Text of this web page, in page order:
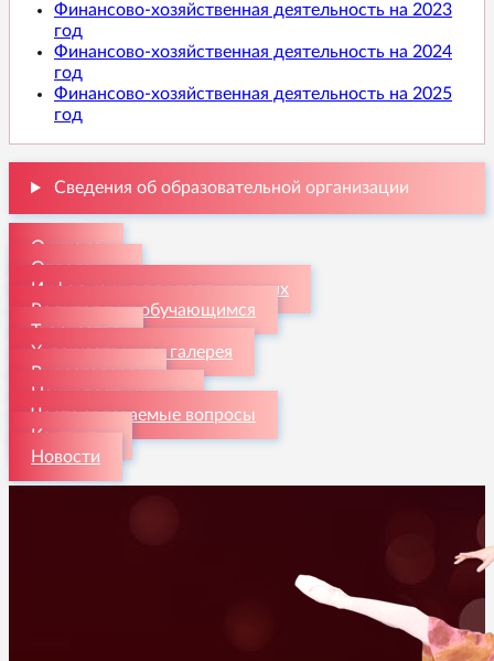
Финансово-хозяйственная деятельность на 2023
год
Финансово-хозяйственная деятельность на 2024
год
Финансово-хозяйственная деятельность на 2025
год
Сведения об образовательной организации
О школе
Отделения
Информация для поступающих
Родителям и обучающимся
Творчество
Художественная галерея
Видеогалерея
Наши достижения
Часто задаваемые вопросы
Контакты
Новости